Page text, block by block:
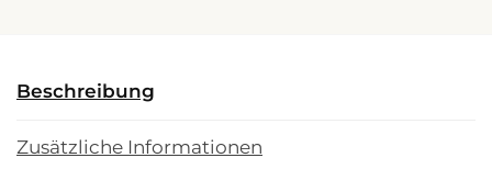
Beschreibung
Zusätzliche Informationen